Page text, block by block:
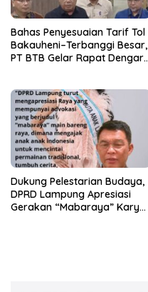
Bahas Penyesuaian Tarif Tol
Bakauheni–Terbanggi Besar,
PT BTB Gelar Rapat Dengar
Dukung Pelestarian Budaya,
DPRD Lampung Apresiasi
Gerakan “Mabaraya” Karya